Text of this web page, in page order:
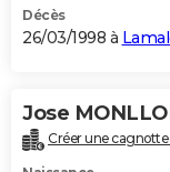
Décès
26/03/1998 à
Jose
Créer une cagnotte